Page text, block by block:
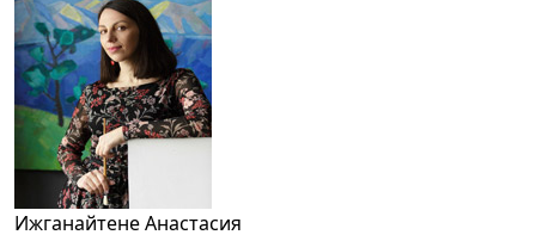
Ижганайтене Анастасия